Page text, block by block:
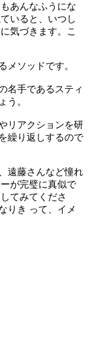
あんなふうにな
いると、いつし
気づきます。こ
メソッドです。
名手であるスティ
う。
リアクションを研
繰り返しするので
遠藤さんなど憧れ
が完璧に真似で
てみてくださ
りき って、イメ